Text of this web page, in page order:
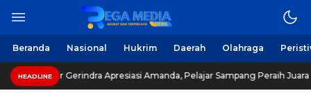
Regamedianews.com
Berita Harian Online
Beranda Nasional Hukrim Daerah Olahraga
HEADLINE
Legislator Gerindra Apresiasi Amanda, Pelajar Sampang Peraih Juara